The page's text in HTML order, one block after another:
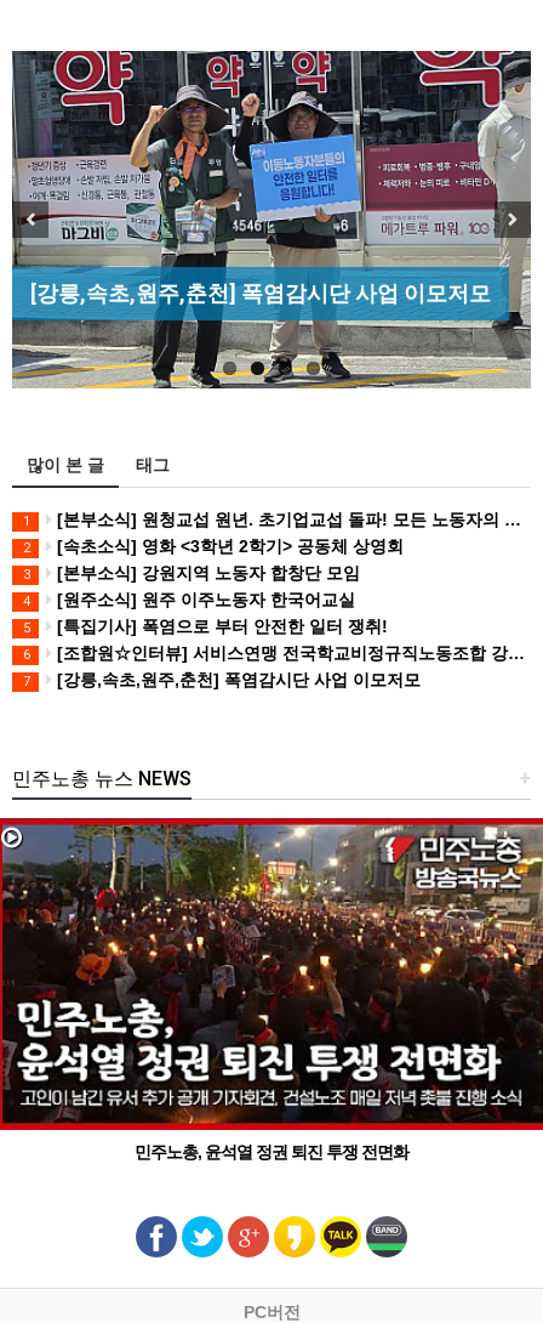
[조합원☆인터뷰] 서비스연맹 전국학교비정규직노
동조합 강원지부 김유미 춘천지회장
[강릉,속초,원주,춘천] 폭염감시단 사업 이모저모
[산별소식] 건설산업연맹 플랜트건설노조 강원충
북지부
[성명] 막을 수 있었던 죽음, HL만도가 책임져라 :
청년노동자 사망사고의 철저한 진상규…
Previous Next
많이 본 글 태그
1 [본부소식] 원청교섭 원년. 초기업교섭 돌파! 모든 노동자의 노동기본권 쟁취! 민주노총 7.15 총파업대회
2 [속초소식] 영화 <3학년 2학기> 공동체 상영회
3 [본부소식] 강원지역 노동자 합창단 모임
4 [원주소식] 원주 이주노동자 한국어교실
5 [특집기사] 폭염으로 부터 안전한 일터 쟁취!
6 [조합원☆인터뷰] 서비스연맹 전국학교비정규직노동조합 강원지부 김유미 춘천지회장
7 [강릉,속초,원주,춘천] 폭염감시단 사업 이모저모
+
민주노총 뉴스 NEWS
민주노총, 윤석열 정권 퇴진 투쟁 전면화
PC버전